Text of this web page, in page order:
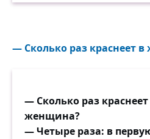
— Сколько раз краснеет
— Сколько раз
женщина?
— Четыре раза: в